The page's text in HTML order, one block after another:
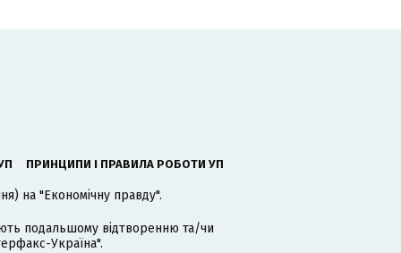
ПРИНЦИПИ І ПРАВИЛА РОБОТИ УП
на "Економічну правду".
подальшому відтворенню та/чи
Україна".